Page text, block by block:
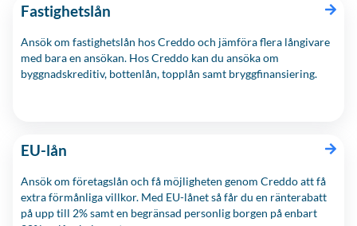
Fastighetslån
Ansök om fastighetslån hos Creddo och jämföra flera långivare
med bara en ansökan. Hos Creddo kan du ansöka om
byggnadskreditiv, bottenlån, topplån samt bryggfinansiering.
EU-lån
Ansök om företagslån och få möjligheten genom Creddo att få
extra förmånliga villkor. Med EU-lånet så får du en ränterabatt
på upp till 2% samt en begränsad personlig borgen på enbart